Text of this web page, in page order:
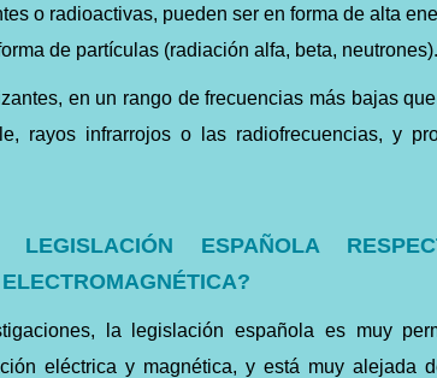
o radioactivas, pueden ser en forma de alta
de partículas (radiación alfa, beta, neutrones).
en un rango de frecuencias más bajas
rayos infrarrojos o las radiofrecuencias, y
ESPAÑOLA
la legislación española es muy
eléctrica y magnética, y está muy alejada